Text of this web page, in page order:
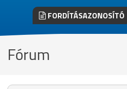
FORDÍTÁSAZONOSÍTÓ
Fórum